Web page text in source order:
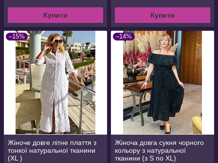
Купити Купити
–15%
Жіноче довге літне плаття з
тонкої натуральної тканини
(XL )
–14%
Жіноча довга сукня чорного
кольору з натуральної
тканини (з S по XL)